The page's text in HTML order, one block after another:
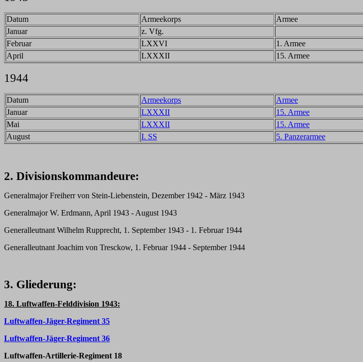
Datum Armeekorps Armee
Januar
z. Vfg.
Februar
LXXVI 1. Armee
April
LXXXII 15. Armee
1944
Datum Armeekorps Armee
Januar
LXXXII 15. Armee
Mai
LXXXII 15. Armee
August
I. SS 5. Panzerarmee
2. Divisionskommandeure:
Generalmajor Freiherr von Stein-Liebenstein, Dezember 1942 - März 1943
Generalmajor W. Erdmann, April 1943 - August 1943
Generalleutnant Wilhelm Rupprecht, 1. September 1943 - 1. Februar 1944
Generalleutnant Joachim von Tresckow, 1. Februar 1944 - September 1944
3. Gliederung:
18. Luftwaffen-Felddivision 1943:
Luftwaffen-Jäger-Regiment 35
Luftwaffen-Jäger-Regiment 36
Luftwaffen-Artillerie-Regiment 18